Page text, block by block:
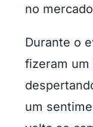
no
Durante o
fizeram um
um